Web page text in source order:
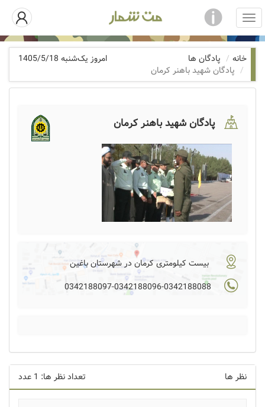
امروز یک‌شنبه 1405/5/18 خانه
پادگان ها
پادگان شهید باهنر کرمان
پادگان شهید باهنر کرمان
بیست کیلومتری کرمان در شهرستان باغین
0342188097-0342188096-0342188088
نظر ها تعداد نظر ها: 1 عدد